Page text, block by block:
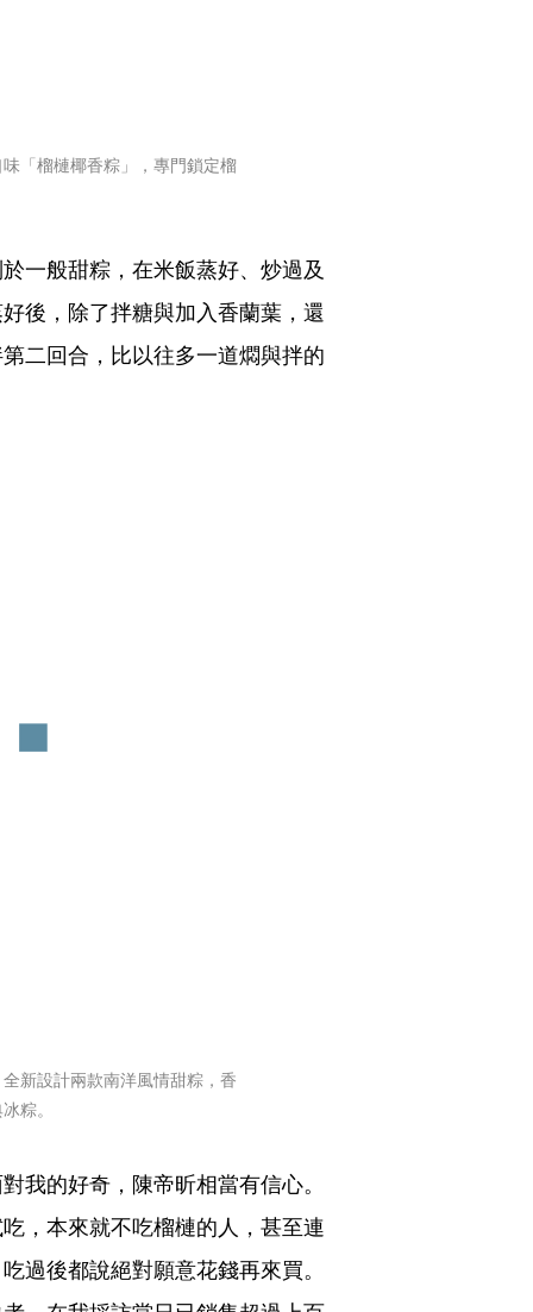
「榴槤椰香粽」，專門鎖定榴
一般甜粽，在米飯蒸好、炒過及
後，除了拌糖與加入香蘭葉，還
二回合，比以往多一道燜與拌的
新設計兩款南洋風情甜粽，香
粽。
我的好奇，陳帝昕相當有信心。
，本來就不吃榴槤的人，甚至連
過後都說絕對願意花錢再來買。